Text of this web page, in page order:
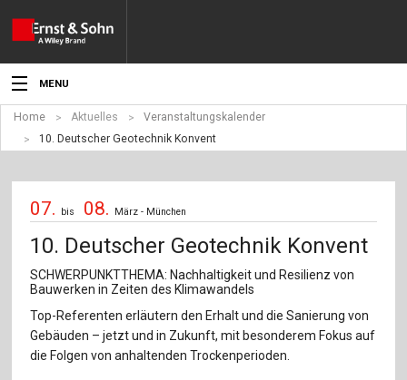
MENU
Aktuelles
Angebote
Fachgebiete
Produkte
Werben
Home Aktuelles
Veranstaltungskalender
10. Deutscher Geotechnik Konvent
07. bis 08. März - München
10. Deutscher Geotechnik Konvent
SCHWERPUNKTTHEMA: Nachhaltigkeit und Resilienz von
Bauwerken in Zeiten des Klimawandels
Top-Referenten erläutern den Erhalt und die Sanierung von
Gebäuden – jetzt und in Zukunft, mit besonderem Fokus auf
die Folgen von anhaltenden Trockenperioden.